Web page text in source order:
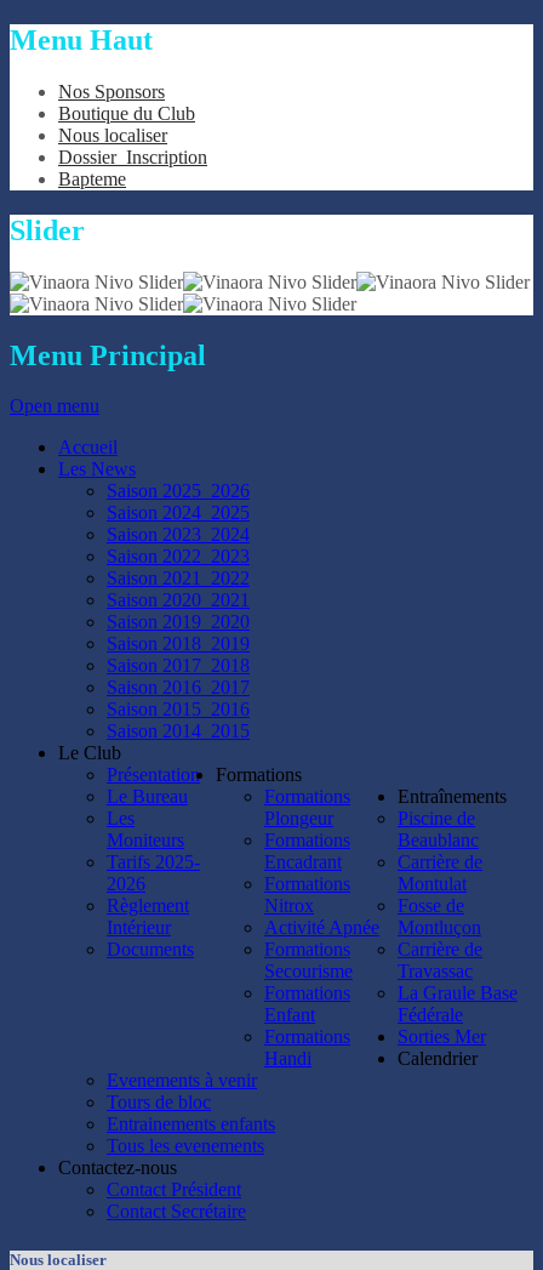
Menu Haut
Nos Sponsors
Boutique du Club
Nous localiser
Dossier_Inscription
Bapteme
Slider
Menu Principal
Open menu
Accueil
Les News
Saison 2025_2026
Saison 2024_2025
Saison 2023_2024
Saison 2022_2023
Saison 2021_2022
Saison 2020_2021
Saison 2019_2020
Saison 2018_2019
Saison 2017_2018
Saison 2016_2017
Saison 2015_2016
Saison 2014_2015
Le Club
Présentation
Le Bureau
Les
Moniteurs
Tarifs 2025-
2026
Règlement
Intérieur
Documents
Formations
Formations
Plongeur
Formations
Encadrant
Formations
Nitrox
Activité Apnée
Formations
Secourisme
Formations
Enfant
Formations
Handi
Entraînements
Piscine de
Beaublanc
Carrière de
Montulat
Fosse de
Montluçon
Carrière de
Travassac
La Graule Base
Fédérale
Sorties Mer
Calendrier
Evenements à venir
Tours de bloc
Entrainements enfants
Tous les evenements
Contactez-nous
Contact Président
Contact Secrétaire
Nous localiser